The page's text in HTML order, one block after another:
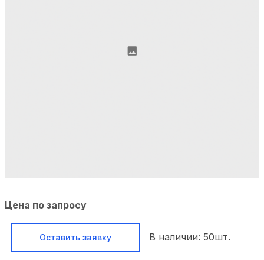
Цена по запросу
Оставить заявку В наличии: 50шт.